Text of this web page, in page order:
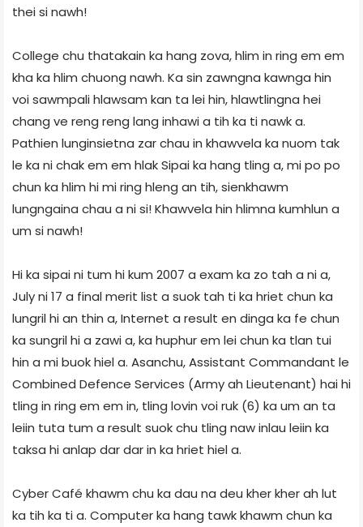
thei si nawh!
College chu thatakain ka hang zova, hlim in ring em em
kha ka hlim chuong nawh. Ka sin zawngna kawnga hin
voi sawmpali hlawsam kan ta lei hin, hlawtlingna hei
chang ve reng reng lang inhawi a tih ka ti nawk a.
Pathien lunginsietna zar chau in khawvela ka nuom tak
le ka ni chak em em hlak Sipai ka hang tling a, mi po po
chun ka hlim hi mi ring hleng an tih, sienkhawm
lungngaina chau a ni si! Khawvela hin hlimna kumhlun a
um si nawh!
Hi ka sipai ni tum hi kum 2007 a exam ka zo tah a ni a,
July ni 17 a final merit list a suok tah ti ka hriet chun ka
lungril hi an thin a, Internet a result en dinga ka fe chun
ka sungril hi a zawi a, ka huphur em lei chun ka tlan tui
hin a mi buok hiel a. Asanchu, Assistant Commandant le
Combined Defence Services (Army ah Lieutenant) hai hi
tling in ring em em in, tling lovin voi ruk (6) ka um an ta
leiin tuta tum a result suok chu tling naw inlau leiin ka
taksa hi anlap dar dar in ka hriet hiel a.
Cyber Café khawm chu ka dau na deu kher kher ah lut
ka tih ka ti a. Computer ka hang tawk khawm chun ka